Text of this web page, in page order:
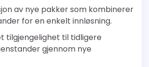
av nye pakker som kombinerer
for en enkelt innløsning.
tilgjengelighet til tidligere
gjennom nye